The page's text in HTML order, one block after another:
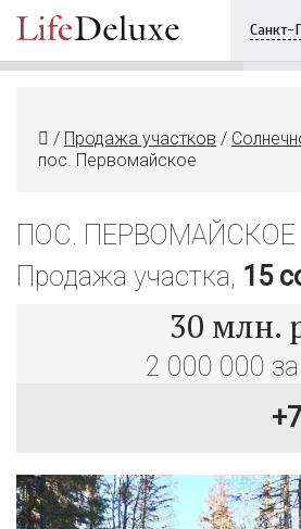
Санкт-
/ Продажа участков /
пос. Первомайское
ПОС. ПЕРВОМАЙСКОЕ
Продажа участка, 15
30 млн.
2 000 000
пос. Первомайское
+7 (812) 3330243